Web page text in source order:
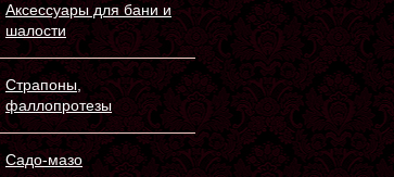
Аксессуары для бани и
шалости
Страпоны,
фаллопротезы
Садо-мазо